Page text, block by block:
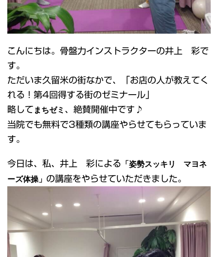
こんにちは。骨盤力インストラクターの井上 彩で
す。
ただいま久留米の街なかで、「お店の人が教えてく
れる！第4回得する街のゼミナール」
略して まちゼミ 、絶賛開催中です♪
当院でも無料で3種類の講座やらせてもらっていま
す。
今日は、私、井上 彩による 「姿勢スッキリ マヨネ
ーズ体操」 の講座をやらせていただきました。